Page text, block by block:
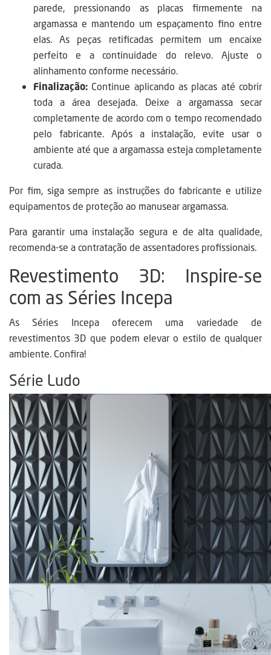
parede, pressionando as placas firmemente na
argamassa e mantendo um espaçamento fino entre
elas. As peças retificadas permitem um encaixe
perfeito e a continuidade do relevo. Ajuste o
alinhamento conforme necessário.
Finalização: Continue aplicando as placas até cobrir
toda a área desejada. Deixe a argamassa secar
completamente de acordo com o tempo recomendado
pelo fabricante. Após a instalação, evite usar o
ambiente até que a argamassa esteja completamente
curada.
Por fim, siga sempre as instruções do fabricante e utilize
equipamentos de proteção ao manusear argamassa.
Para garantir uma instalação segura e de alta qualidade,
recomenda-se a contratação de assentadores profissionais.
Revestimento 3D: Inspire-se
com as Séries Incepa
As Séries Incepa oferecem uma variedade de
revestimentos 3D que podem elevar o estilo de qualquer
ambiente. Confira!
Série Ludo